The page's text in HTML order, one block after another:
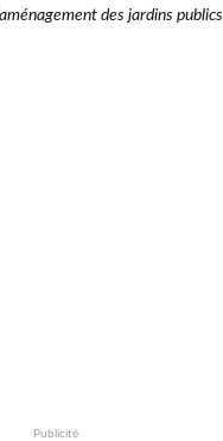
des jardins publics
Publicité